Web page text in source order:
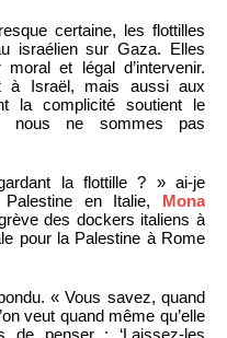
certaine, les flottilles
israélien sur Gaza. Elles
et légal d’intervenir.
à Israël, mais aussi aux
la complicité soutient le
nous ne sommes pas
la flottille ? » ai-je
Palestine en Italie, Mona
des dockers italiens à
pour la Palestine à Rome
« Vous savez, quand
veut quand même qu’elle
de penser : ‘Laissez-les